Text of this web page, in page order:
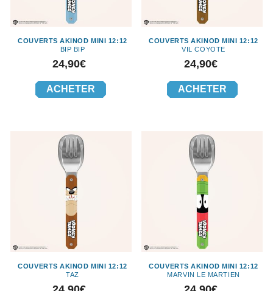
COUVERTS AKINOD MINI 12:12
BIP BIP
Prix
24,90€
ACHETER
COUVERTS AKINOD MINI 12:12
VIL COYOTE
Prix
24,90€
ACHETER
COUVERTS AKINOD MINI 12:12
TAZ
Prix
COUVERTS AKINOD MINI 12:12
MARVIN LE MARTIEN
Prix